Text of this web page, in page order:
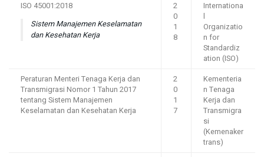
ISO 45001:2018
Sistem Manajemen Keselamatan
dan Kesehatan Kerja
2
0
1
8
Internationa
l
Organizatio
n for
Standardiz
ation (ISO)
Peraturan Menteri Tenaga Kerja dan
Transmigrasi Nomor 1 Tahun 2017
tentang Sistem Manajemen
Keselamatan dan Kesehatan Kerja
2
0
1
7
Kementeria
n Tenaga
Kerja dan
Transmigra
si
(Kemenaker
trans)